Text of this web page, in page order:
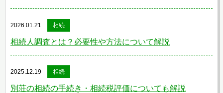
2026.01.21 相続
相続人調査とは？必要性や方法について解説
2025.12.19 相続
別荘の相続の手続き・相続税評価についても解説